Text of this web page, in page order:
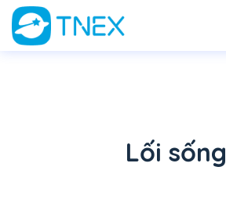
Skip
content
Lối sống